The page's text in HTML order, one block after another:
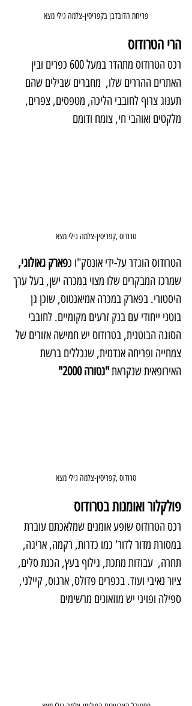
פריחת הדובדבן בקפריסין-צלמה גילי מצא
הרי הטרודוס
רכס הטרודוס מתהדר במעל 600 כפרים ובין
האתרים ההררים שלו,  מחברים שבילים שהם
תענוג צרוף לחובבי הליכה, מטפסים, צפרים,
מלקטים ואוהבי חי, צומח ודומם
טרודוס ,קפריסין-צלמה גילי מצא
הטרודוס הוגדר על-ידי אונסק"ו כפארק גאולוגי,
שמרכז המבקרים שלו מצוי במכרה ישן, בעל ערך
היסטורי. בפארק במכרה אמיאנטוס, שוכן גן
בוטני ייחודי עם בנק זרעים מקומיים. לחובבי
הסוגה הבוטנית, בטרודוס יש חמישה אזורים של
צמחייה ופריחה אנדמית, שנכללים ברשת
האירופאית שנקראת "נטורה 2000"
טרודוס ,קפריסין-צלמה גילי מצא
פולקלור ואומנות בטרודוס
רכס הטרודוס שופע אומנים שמלאכתם עוברת
במסורת מדור לדור' כמו כדרות, רקמה, אריגה,
תחרה,  עבודות מתכת, גילוף בעץ, הכנת סלים,
ציור נאיבי ועוד. בכפרים פדולס, ארגוס, קיילני,
ספילה ופויני יש מוזאונים מרשימים